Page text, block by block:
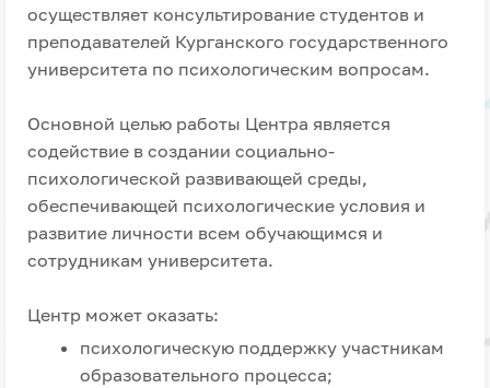
осуществляет консультирование студентов и
преподавателей Курганского государственного
университета по психологическим вопросам.
Основной целью работы Центра является
содействие в создании социально-
психологической развивающей среды,
обеспечивающей психологические условия и
развитие личности всем обучающимся и
сотрудникам университета.
Центр может оказать:
психологическую поддержку участникам
образовательного процесса;